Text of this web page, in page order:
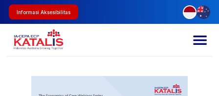
Informasi Aksesibilitas